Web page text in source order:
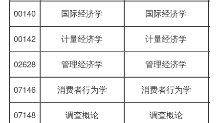
00140
国际经济学 国际经济学
00142
计量经济学 计量经济学
02628 管理经济学 管理经济学
07146
消费者行为学 消费者行为学
07148
调查概论 调查概论